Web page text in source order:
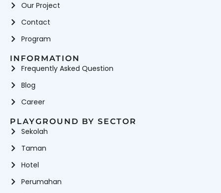
Our Project
Contact
Program
INFORMATION
Frequently Asked Question
Blog
Career
PLAYGROUND BY SECTOR
Sekolah
Taman
Hotel
Perumahan